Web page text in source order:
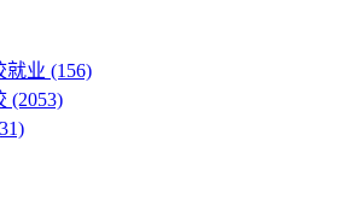
就业 (156)
(2053)